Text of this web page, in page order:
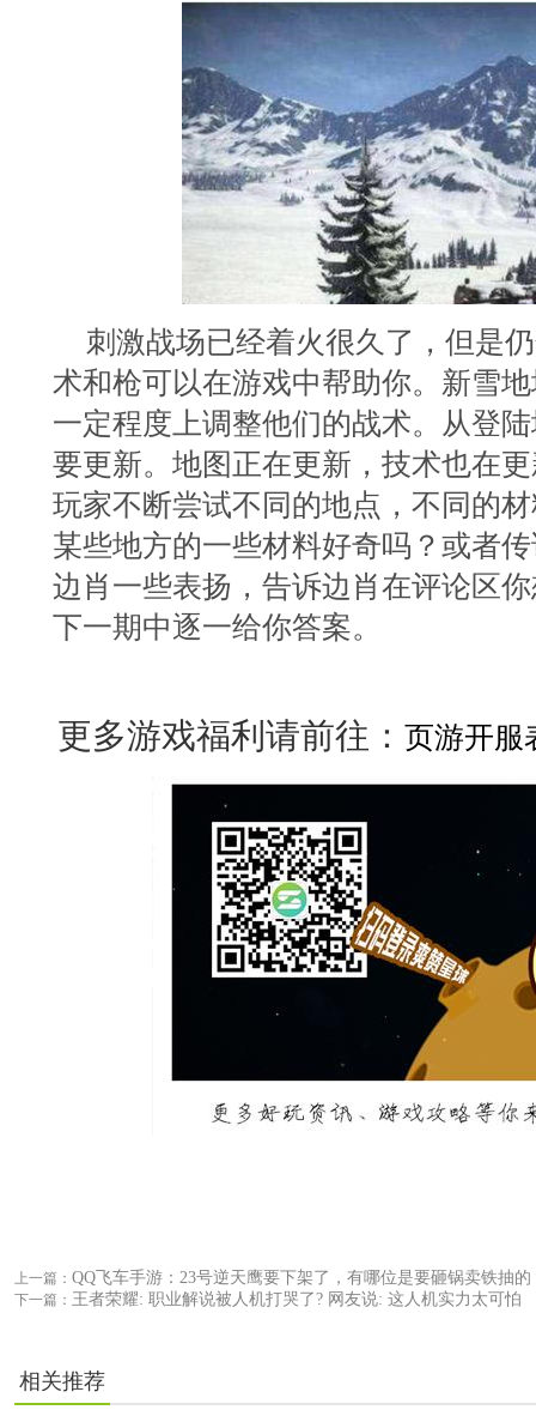
刺激战场已经着火很久了，但是
术和枪可以在游戏中帮助你。新雪
一定程度上调整他们的战术。从登
要更新。地图正在更新，技术也在
玩家不断尝试不同的地点，不同的
某些地方的一些材料好奇吗？或者
边肖一些表扬，告诉边肖在评论区
下一期中逐一给你答案。
更多游戏福利请前往： 页游开服
上一篇： QQ飞车手游：23号逆天鹰要下架了，有哪位是要砸锅卖铁抽的
下一篇： 王者荣耀: 职业解说被人机打哭了? 网友说: 这人机实力太可怕
相关推荐